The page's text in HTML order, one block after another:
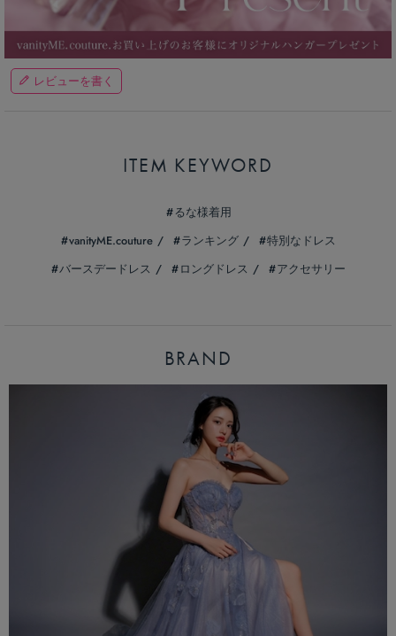
レビューを書く
ITEM KEYWORD
るな様着用
vanityME.couture
ランキング
特別なドレス
バースデードレス
ロングドレス アクセサリー
BRAND